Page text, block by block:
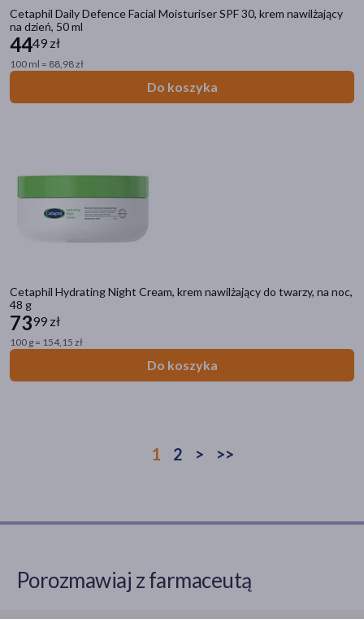
Cetaphil Daily Defence Facial Moisturiser SPF 30, krem nawilżający
na dzień, 50 ml
4449 zł
100 ml = 88,98 zł
Do koszyka
Cetaphil Hydrating Night Cream, krem nawilżający do twarzy, na noc,
48 g
7399 zł
100 g = 154,15 zł
Do koszyka
1 2 > >>
Porozmawiaj z farmaceutą